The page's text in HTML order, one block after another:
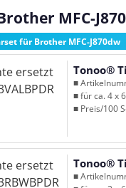
MFC-
für Brother MFC-J870dw
Tonoo®
■
■ für ca. 4 x
■ Preis/100
Tonoo®
■